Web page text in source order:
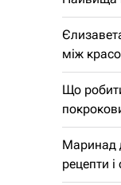
між
Що
Маринад
рецепти і